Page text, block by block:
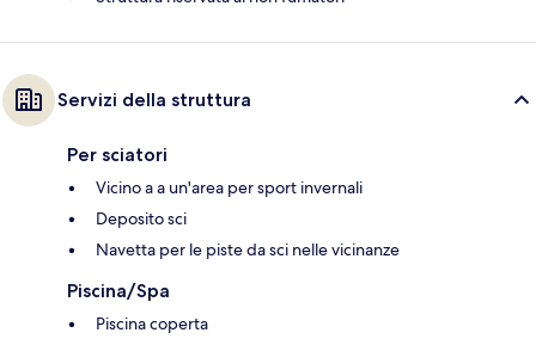
Servizi della struttura
Per sciatori
Vicino a a un'area per sport invernali
Deposito sci
Navetta per le piste da sci nelle vicinanze
Piscina/Spa
Piscina coperta